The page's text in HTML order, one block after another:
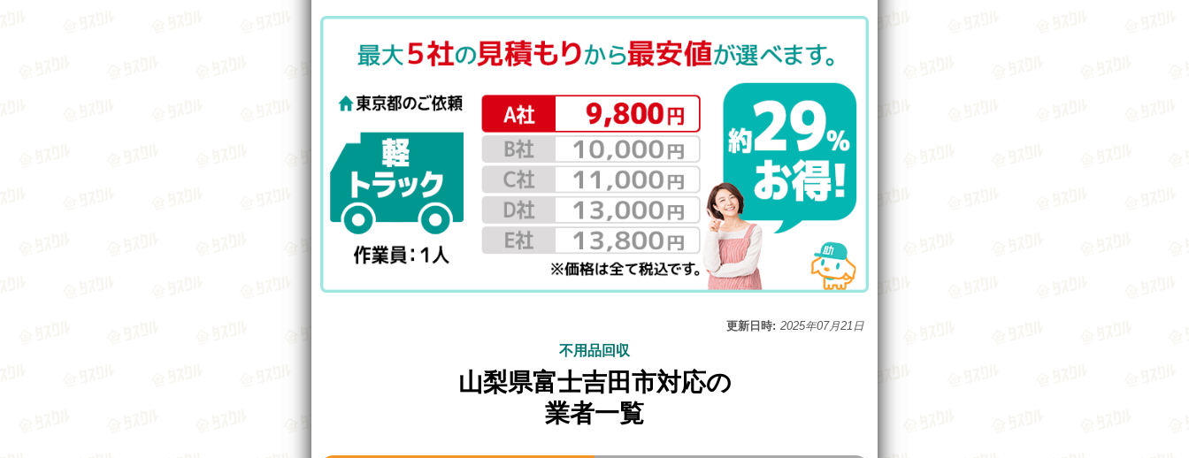
更新日時: 2025年07月21日
不用品回収
山梨県富士吉田市対応の
業者一覧